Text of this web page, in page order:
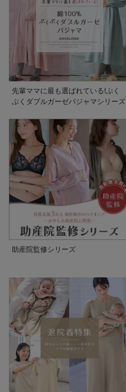
先輩ママに最も選ばれている!ぷく
ぷくダブルガーゼパジャマシリーズ
助産院監修シリーズ